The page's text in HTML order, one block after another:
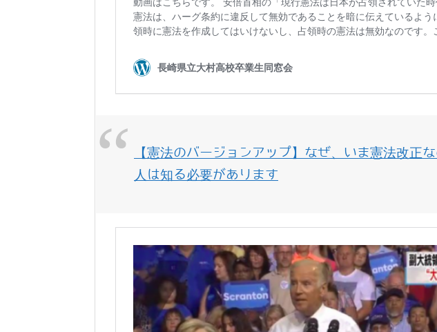
【憲法のバージョンアップ】なぜ、いま憲法改正
人は知る必要があります